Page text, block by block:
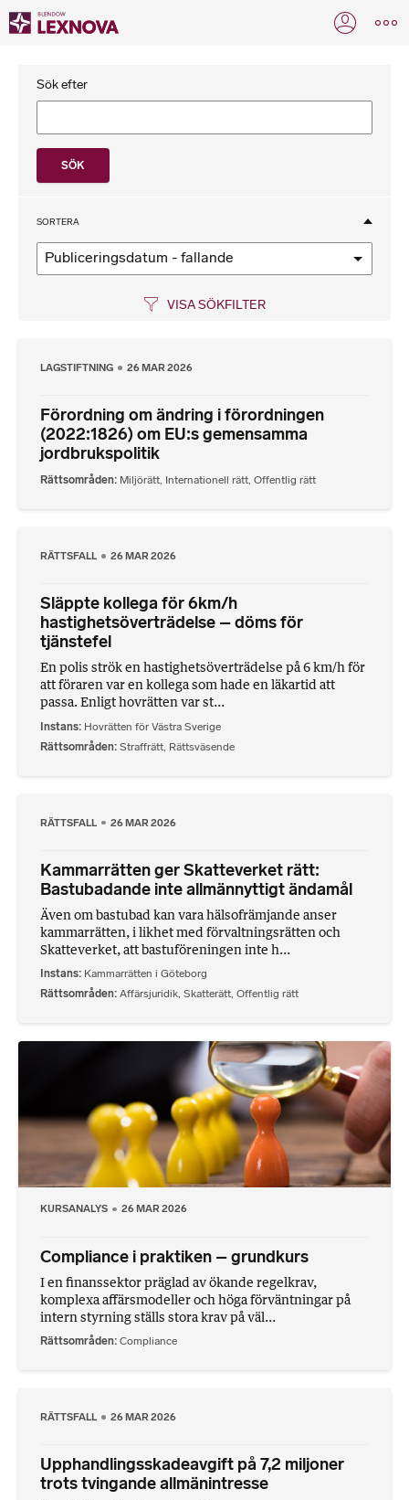
Sök efter
SORTERA
Publiceringsdatum - fallande
VISA SÖKFILTER
LAGSTIFTNING 26 MAR 2026
Förordning om ändring i förordningen
(2022:1826) om EU:s gemensamma
jordbrukspolitik
Rättsområden Miljörätt Internationell rätt Offentlig rätt
RÄTTSFALL 26 MAR 2026
Släppte kollega för 6km/h
hastighetsöverträdelse – döms för
tjänstefel
En polis strök en hastighetsöverträdelse på 6 km/h för
att föraren var en kollega som hade en läkartid att
passa. Enligt hovrätten var st...
Instans Hovrätten för Västra Sverige
Rättsområden Straffrätt Rättsväsende
RÄTTSFALL 26 MAR 2026
Kammarrätten ger Skatteverket rätt:
Bastubadande inte allmännyttigt ändamål
Även om bastubad kan vara hälsofrämjande anser
kammarrätten, i likhet med förvaltningsrätten och
Skatteverket, att bastuföreningen inte h...
Instans Kammarrätten i Göteborg
Rättsområden Affärsjuridik, Skatterätt, Offentlig rätt
KURSANALYS 26 MAR 2026
Compliance i praktiken – grundkurs
I en finanssektor präglad av ökande regelkrav,
komplexa affärsmodeller och höga förväntningar på
intern styrning ställs stora krav på väl...
Rättsområden Compliance
RÄTTSFALL 26 MAR 2026
Upphandlingsskadeavgift på 7,2 miljoner
trots tvingande allmänintresse